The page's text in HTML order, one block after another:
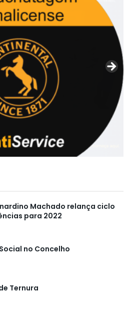
Machado relança ciclo
para 2022
no Concelho
Ternura